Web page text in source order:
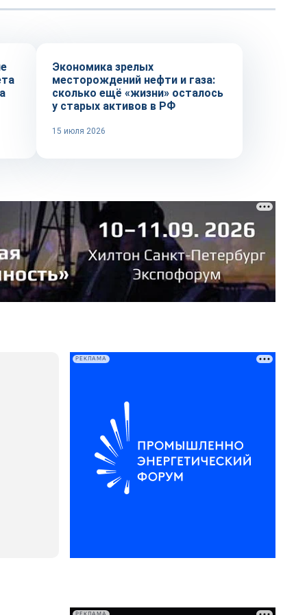
Экономика зрелых
месторождений нефти и газа:
сколько ещё «жизни» осталось
у старых активов в РФ
15 июля 2026
РЕКЛАМА